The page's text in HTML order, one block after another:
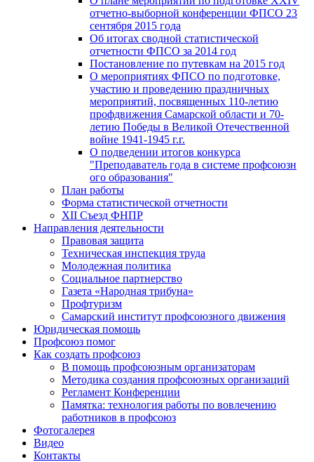
отчетно-выборной конференции ФПСО 23
сентября 2015 года
Об итогах сводной статистической
отчетности ФПСО за 2014 год
Постановление по путевкам на 2015 год
О мероприятиях ФПСО по подготовке,
участию и проведению праздничных
мероприятий, посвященных 110-летию
профдвижения Самарской области и 70-
летию Победы в Великой Отечественной
войне 1941-1945 г.г.
О подведении итогов конкурса
"Преподаватель года в системе профсоюзн
ого образования"
План работы
Форма статистической отчетности
XII Съезд ФНПР
Направления деятельности
Правовая защита
Техническая инспекция труда
Молодежная политика
Социальное партнерство
Газета «Народная трибуна»
Профтуризм
Самарский институт профсоюзного движения
Юридическая помощь
Профсоюз помог
Как создать профсоюз
В помощь профсоюзным организаторам
Методика создания профсоюзных организаций
Регламент Конференции
Памятка: технология работы по вовлечению
работников в профсоюз
Фотогалерея
Видео
Контакты